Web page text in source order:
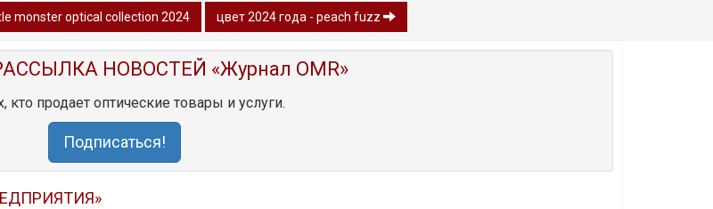
monster optical collection 2024 цвет 2024 года - peach fuzz
НОВОСТЕЙ «Журнал OMR»
кто продает оптические товары и услуги.
Подписаться!